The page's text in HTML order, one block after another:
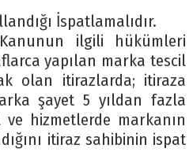
İspatlamalıdır.
ilgili hükümleri
yapılan marka tescil
olan itirazlarda; itiraza
şayet 5 yıldan fazla
hizmetlerde markanın
itiraz sahibinin ispat